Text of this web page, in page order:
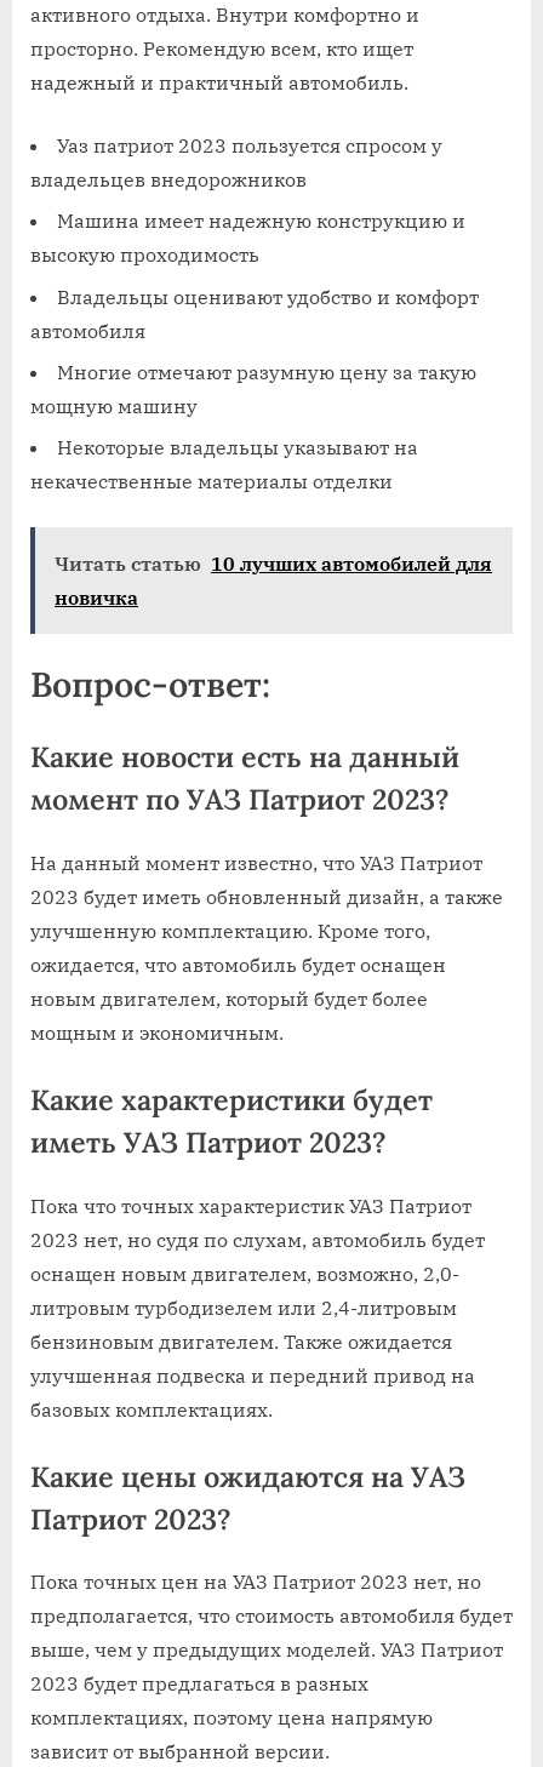
активного отдыха. Внутри комфортно и
просторно. Рекомендую всем, кто ищет
надежный и практичный автомобиль.
Уаз патриот 2023 пользуется спросом у
владельцев внедорожников
Машина имеет надежную конструкцию и
высокую проходимость
Владельцы оценивают удобство и комфорт
автомобиля
Многие отмечают разумную цену за такую
мощную машину
Некоторые владельцы указывают на
некачественные материалы отделки
Читать статью 10 лучших автомобилей для
новичка
Вопрос-ответ:
Какие новости есть на данный
момент по УАЗ Патриот 2023?
На данный момент известно, что УАЗ Патриот
2023 будет иметь обновленный дизайн, а также
улучшенную комплектацию. Кроме того,
ожидается, что автомобиль будет оснащен
новым двигателем, который будет более
мощным и экономичным.
Какие характеристики будет
иметь УАЗ Патриот 2023?
Пока что точных характеристик УАЗ Патриот
2023 нет, но судя по слухам, автомобиль будет
оснащен новым двигателем, возможно, 2,0-
литровым турбодизелем или 2,4-литровым
бензиновым двигателем. Также ожидается
улучшенная подвеска и передний привод на
базовых комплектациях.
Какие цены ожидаются на УАЗ
Патриот 2023?
Пока точных цен на УАЗ Патриот 2023 нет, но
предполагается, что стоимость автомобиля будет
выше, чем у предыдущих моделей. УАЗ Патриот
2023 будет предлагаться в разных
комплектациях, поэтому цена напрямую
зависит от выбранной версии.